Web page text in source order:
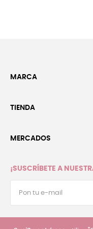
MARCA
TIENDA
MERCADOS
¡SUSCRÍBETE A